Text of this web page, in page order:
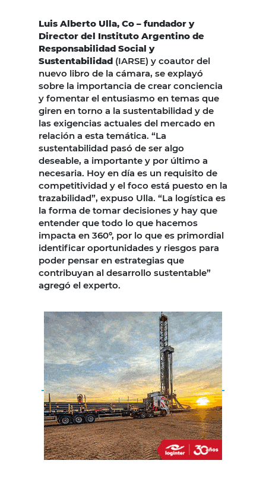
Luis Alberto Ulla, Co – fundador y
Director del Instituto Argentino de
Responsabilidad Social y
Sustentabilidad (IARSE) y coautor del
nuevo libro de la cámara, se explayó
sobre la importancia de crear conciencia
y fomentar el entusiasmo en temas que
giren en torno a la sustentabilidad y de
las exigencias actuales del mercado en
relación a esta temática. “La
sustentabilidad pasó de ser algo
deseable, a importante y por último a
necesaria. Hoy en día es un requisito de
competitividad y el foco está puesto en la
trazabilidad”, expuso Ulla. “La logística es
la forma de tomar decisiones y hay que
entender que todo lo que hacemos
impacta en 360º, por lo que es primordial
identificar oportunidades y riesgos para
poder pensar en estrategias que
contribuyan al desarrollo sustentable”
agregó el experto.